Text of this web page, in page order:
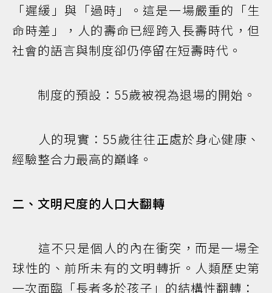
「遲緩」與「過時」。這是一場嚴重的「生
命時差」，人的壽命已經跨入長壽時代，但
社會的語言與制度卻仍停留在短壽時代。
制度的預設：55歲被視為退場的開始。
人的現實：55歲往往正處於身心健康、
經驗整合力最高的巔峰。
二、文明尺度的人口大翻轉
這不只是個人的內在衝突，而是一場全
球性的、前所未有的文明轉折。人類歷史第
一次面臨「長者多於孩子」的結構性翻轉：